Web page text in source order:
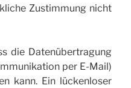
Zustimmung nicht
die Datenübertragung
per E-Mail)
kann. Ein lückenloser